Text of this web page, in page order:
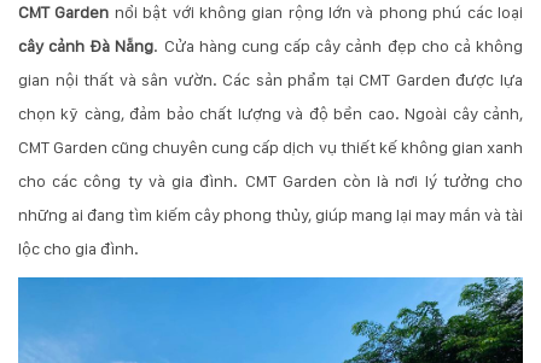
CMT Garden nổi bật với không gian rộng lớn và phong phú các loại
cây cảnh Đà Nẵng. Cửa hàng cung cấp cây cảnh đẹp cho cả không
gian nội thất và sân vườn. Các sản phẩm tại CMT Garden được lựa
chọn kỹ càng, đảm bảo chất lượng và độ bền cao. Ngoài cây cảnh,
CMT Garden cũng chuyên cung cấp dịch vụ thiết kế không gian xanh
cho các công ty và gia đình. CMT Garden còn là nơi lý tưởng cho
những ai đang tìm kiếm cây phong thủy, giúp mang lại may mắn và tài
lộc cho gia đình.